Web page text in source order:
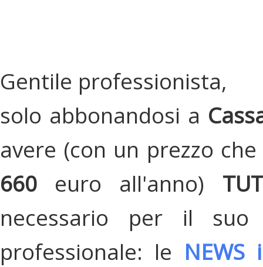
Gentile professionista,
solo abbonandosi a
avere (con un prezzo
660 euro all'anno)
necessario per il suo
professionale: le